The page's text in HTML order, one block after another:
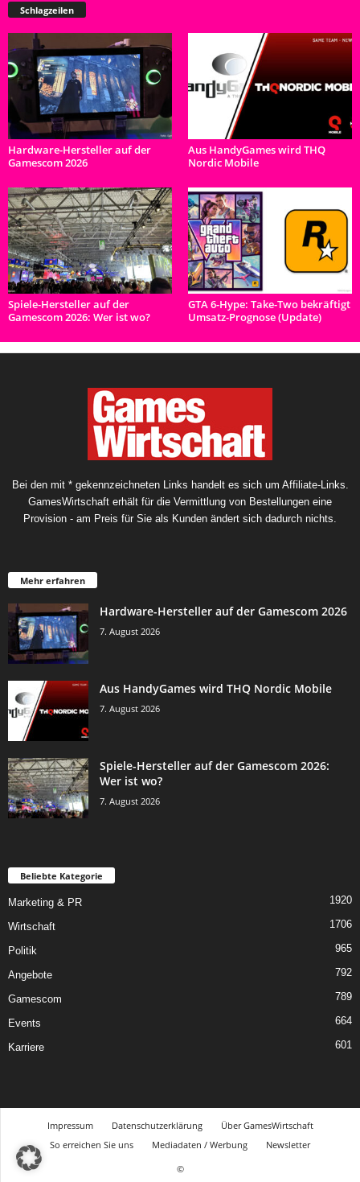
Schlagzeilen
Hardware-Hersteller auf der
Gamescom 2026
Aus HandyGames wird THQ
Nordic Mobile
Spiele-Hersteller auf der
Gamescom 2026: Wer ist wo?
GTA 6-Hype: Take-Two bekräftigt
Umsatz-Prognose (Update)
Bei den mit * gekennzeichneten Links handelt es sich um Affiliate-Links.
GamesWirtschaft erhält für die Vermittlung von Bestellungen eine
Provision - am Preis für Sie als Kunden ändert sich dadurch nichts.
Mehr erfahren
Hardware-Hersteller auf der Gamescom 2026
7. August 2026
Aus HandyGames wird THQ Nordic Mobile
7. August 2026
Spiele-Hersteller auf der Gamescom 2026:
Wer ist wo?
7. August 2026
Beliebte Kategorie
Marketing & PR 1920
Wirtschaft 1706
Politik 965
Angebote 792
Gamescom 789
Events 664
Karriere 601
Impressum Datenschutzerklärung
Über GamesWirtschaft
So erreichen Sie uns
Mediadaten / Werbung
Newsletter
©